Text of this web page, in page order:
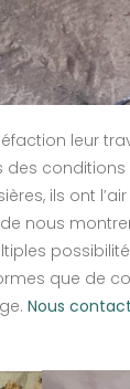
leur
des conditions
ils ont
nous
que de
Nous